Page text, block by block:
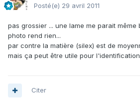
Posté(e) 29 avril 2011
pas grossier ... une lame me parait même
photo rend rien...
par contre la matière (silex) est de
mais ça peut être utile pour
Citer